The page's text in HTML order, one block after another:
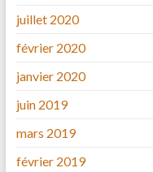
juillet 2020
février 2020
janvier 2020
juin 2019
mars 2019
février 2019